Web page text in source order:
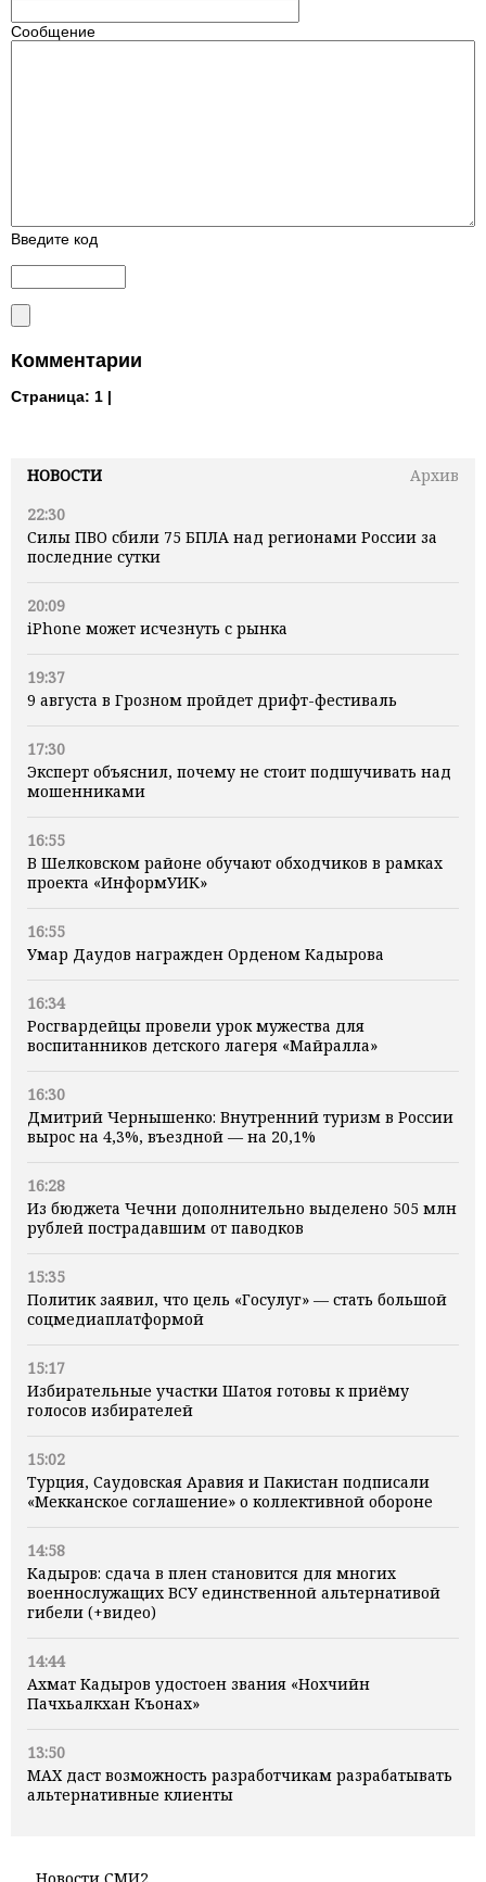
НОВОСТИ
Архив
22:30
Силы ПВО сбили 75 БПЛА над регионами России за
последние сутки
20:09
iPhone может исчезнуть с рынка
19:37
9 августа в Грозном пройдет дрифт-фестиваль
17:30
Эксперт объяснил, почему не стоит подшучивать над
мошенниками
16:55
В Шелковском районе обучают обходчиков в рамках
проекта «ИнформУИК»
16:55
Умар Даудов награжден Орденом Кадырова
16:34
Росгвардейцы провели урок мужества для
воспитанников детского лагеря «Майралла»
16:30
Дмитрий Чернышенко: Внутренний туризм в России
вырос на 4,3%, въездной — на 20,1%
16:28
Из бюджета Чечни дополнительно выделено 505 млн
рублей пострадавшим от паводков
15:35
Политик заявил, что цель «Госулуг» — стать большой
соцмедиаплатформой
15:17
Избирательные участки Шатоя готовы к приёму
голосов избирателей
15:02
Турция, Саудовская Аравия и Пакистан подписали
«Мекканское соглашение» о коллективной обороне
14:58
Кадыров: сдача в плен становится для многих
военнослужащих ВСУ единственной альтернативой
гибели (+видео)
14:44
Ахмат Кадыров удостоен звания «Нохчийн
Пачхьалкхан Къонах»
13:50
MAX даст возможность разработчикам разрабатывать
альтернативные клиенты
Новости СМИ2
Сообщение
Введите код
Комментарии
Страница: 1 |